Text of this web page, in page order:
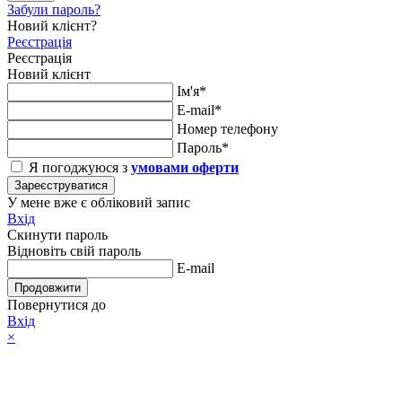
Забули пароль?
Новий клієнт?
Реєстрація
Реєстрація
Новий клієнт
Ім'я*
E-mail*
Номер телефону
Пароль*
Я погоджуюся з умовами оферти
Зареєструватися
У мене вже є обліковий запис
Вхід
Скинути пароль
Відновіть свій пароль
E-mail
Продовжити
Повернутися до
Вхід
×